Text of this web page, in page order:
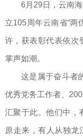
6月29日，云南
立105周年云南省“两
许，获表彰代表依次
掌声如潮。
这是属于奋斗者
优秀党务工作者、
汇聚于此。他们中，
原走来，有人从独